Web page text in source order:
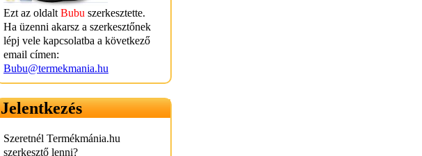
Ezt az oldalt Bubu szerkesztette.
Ha üzenni akarsz a szerkesztőnek
lépj vele kapcsolatba a következő
email címen:
Bubu@termekmania.hu
Jelentkezés
Szeretnél Termékmánia.hu
szerkesztő lenni?